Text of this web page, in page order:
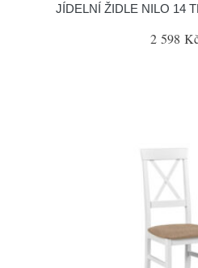
JÍDELNÍ ŽIDLE NILO 14
2 598